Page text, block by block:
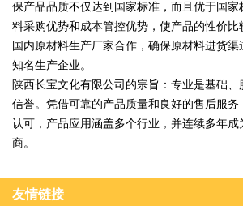
保产品品质不仅达到国家标准，而且优于国
料采购优势和成本管控优势，使产品的性价比
国内原材料生产厂家合作，确保原材料进货
知名生产企业。
陕西长宝文化有限公司的宗旨：专业是基础
信誉。凭借可靠的产品质量和良好的售后服务
认可，产品应用涵盖多个行业，并连续多年
商。
友情链接